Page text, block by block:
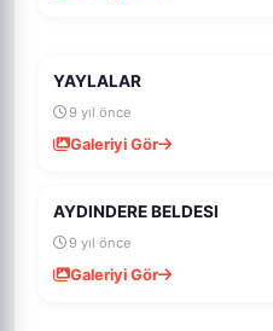
984
YAYLALAR
9 yıl önce
Galeriyi Gör
1K
AYDINDERE BELDESI
9 yıl önce
Galeriyi Gör